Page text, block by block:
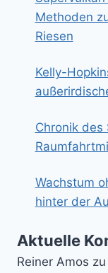
Methoden
Riesen
Kelly-
Chronik des
Wachstum
hinter der
Aktuelle
Reiner Amos zu